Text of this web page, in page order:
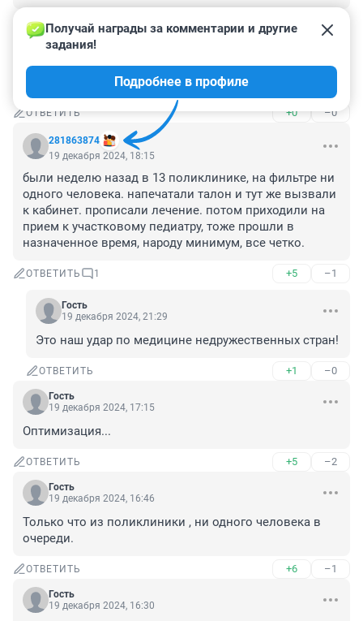
ОТВЕТИТЬ –1
Гость
Все по регламенту. Можете в страховой узнать.
ОТВЕТИТЬ +0 –0
281863874
Получай награды за комментарии и другие
задания!
Подробнее в профиле
19 декабря 2024, 18:15
были неделю назад в 13 поликлинике, на фильтре ни
одного человека. напечатали талон и тут же вызвали
к кабинет. прописали лечение. потом приходили на
прием к участковому педиатру, тоже прошли в
назначенное время, народу минимум, все четко.
ОТВЕТИТЬ 1 +5 –1
Гость
19 декабря 2024, 21:29
Это наш удар по медицине недружественных стран!
ОТВЕТИТЬ +1 –0
Гость
19 декабря 2024, 17:15
Оптимизация...
ОТВЕТИТЬ +5 –2
Гость
19 декабря 2024, 16:46
Только что из поликлиники , ни одного человека в
очереди.
ОТВЕТИТЬ +6 –1
Гость
19 декабря 2024, 16:30